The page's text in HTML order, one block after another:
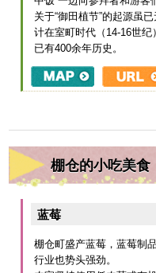
关于“御田植节”的起源虽
计在室町时代（14-16世
已有400余年历史。
棚仓的小吃美食
蓝莓
棚仓町盛产蓝莓，蓝莓制
行业也势头强劲。